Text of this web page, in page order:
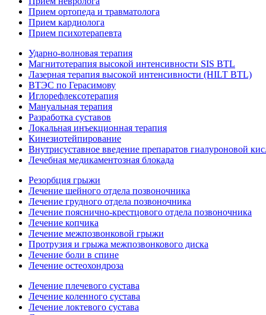
Прием ортопеда и травматолога
Прием кардиолога
Прием психотерапевта
Ударно-волновая терапия
Магнитотерапия высокой интенсивности SIS BTL
Лазерная терапия высокой интенсивности (HILT BTL)
ВТЭС по Герасимову
Иглорефлексотерапия
Мануальная терапия
Разработка суставов
Локальная инъекционная терапия
Кинезиотейпирование
Внутрисуставное введение препаратов гиалуроновой
Лечебная медикаментозная блокада
Резорбция грыжи
Лечение шейного отдела позвоночника
Лечение грудного отдела позвоночника
Лечение пояснично-крестцового отдела позвоночника
Лечение копчика
Лечение межпозвонковой грыжи
Протрузия и грыжа межпозвонкового диска
Лечение боли в спине
Лечение остеохондроза
Лечение плечевого сустава
Лечение коленного сустава
Лечение локтевого сустава